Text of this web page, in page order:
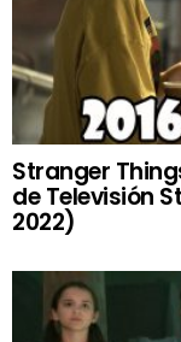
Stranger
de Televisión
2022)